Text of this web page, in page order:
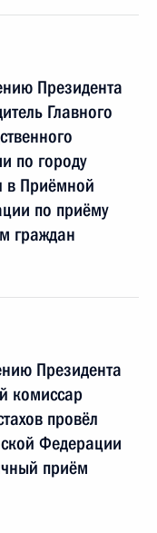
Президента
Главного
по городу
в Приёмной
по приёму
граждан
Президента
комиссар
провёл
Федерации
приём